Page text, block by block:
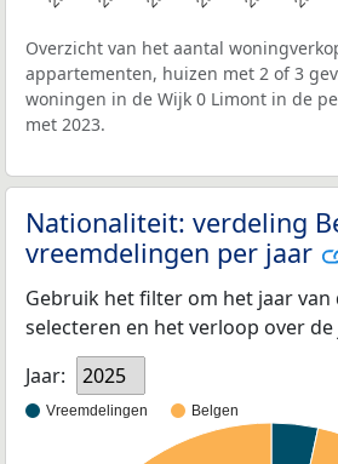
Overzicht van het aantal
appartementen, huizen met 2 of 3
woningen in de Wijk 0 Limont in de
met 2023.
Nationaliteit: verdeling
vreemdelingen per jaar
Gebruik het filter om het jaar van
selecteren en het verloop over
Jaar:
2025
Vreemdelingen Belgen